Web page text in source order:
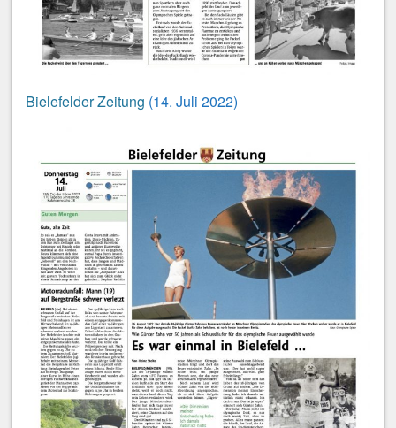
Bielefelder Zeitung (14. Juli 2022)